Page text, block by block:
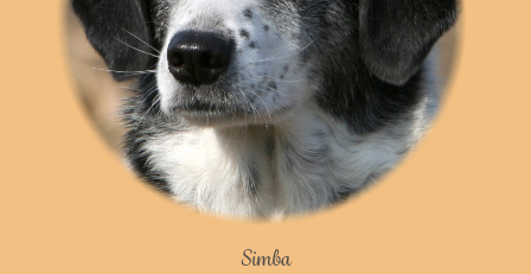
Simba